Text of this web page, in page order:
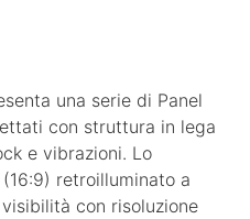
una serie di Panel
con struttura in lega
e vibrazioni. Lo
(16:9) retroilluminato a
con risoluzione